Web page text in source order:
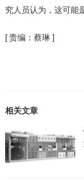
究人员认为，这可能
[责编：蔡琳 ]
相关文章